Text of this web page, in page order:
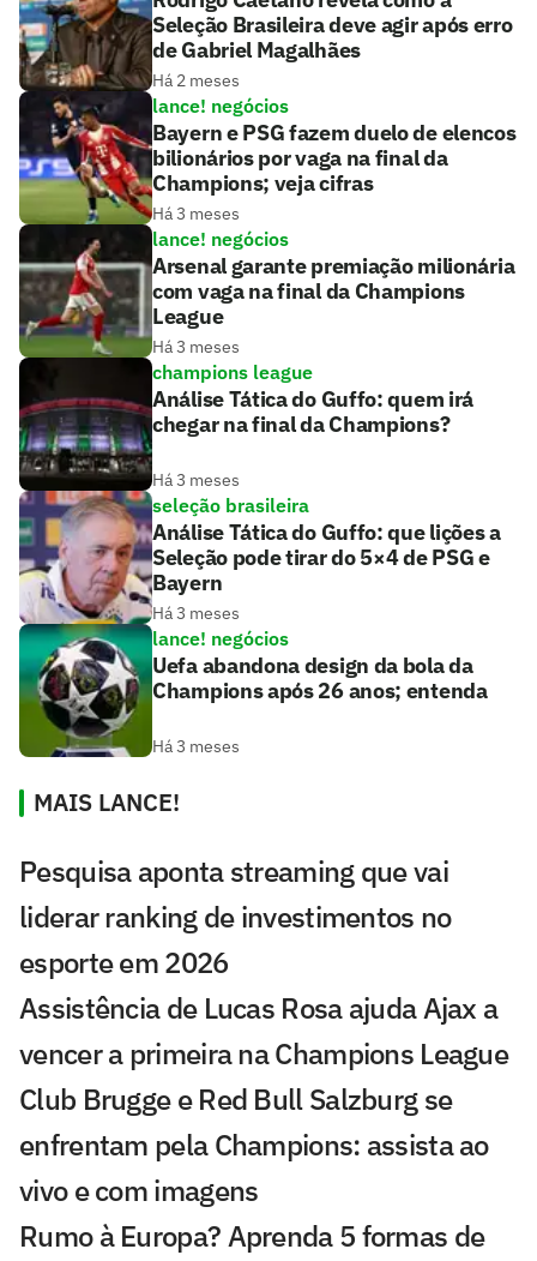
Seleção Brasileira deve agir após erro
de Gabriel Magalhães
Há 2 meses
lance! negócios
Bayern e PSG fazem duelo de elencos
bilionários por vaga na final da
Champions; veja cifras
Há 3 meses
lance! negócios
Arsenal garante premiação milionária
com vaga na final da Champions
League
Há 3 meses
champions league
Análise Tática do Guffo: quem irá
chegar na final da Champions?
Há 3 meses
seleção brasileira
Análise Tática do Guffo: que lições a
Seleção pode tirar do 5×4 de PSG e
Bayern
Há 3 meses
lance! negócios
Uefa abandona design da bola da
Champions após 26 anos; entenda
Há 3 meses
MAIS LANCE!
Pesquisa aponta streaming que vai
liderar ranking de investimentos no
esporte em 2026
Assistência de Lucas Rosa ajuda Ajax a
vencer a primeira na Champions League
Club Brugge e Red Bull Salzburg se
enfrentam pela Champions: assista ao
vivo e com imagens
Rumo à Europa? Aprenda 5 formas de